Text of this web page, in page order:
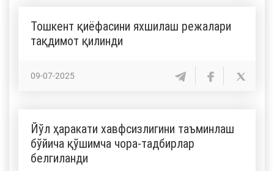
Тошкент қиёфасини яхшилаш режалари
тақдимот қилинди
09-07-2025
Йўл ҳаракати хавфсизлигини таъминлаш
бўйича қўшимча чора-тадбирлар
белгиланди